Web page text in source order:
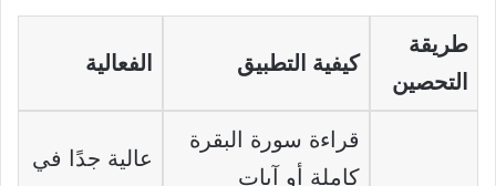
طريقة
التحصين
كيفية التطبيق الفعالية
قراءة سورة البقرة
كاملة أو آيات
عالية جدًا في